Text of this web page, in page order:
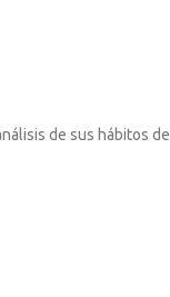
de sus hábitos de